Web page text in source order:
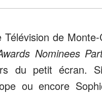
de
Nominees
du petit écran.
ou encore